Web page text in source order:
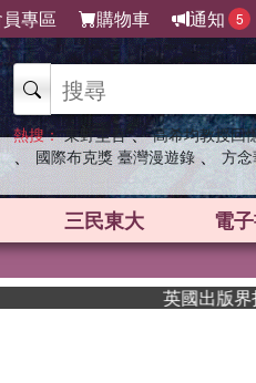
專區 購物車 通知 5
熱搜： 東野圭吾 、 高希均教授回
、 國際布克獎 臺灣漫遊錄 、 方
三民東大 電
英國出版界指